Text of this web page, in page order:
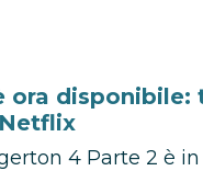
ora disponibile:
4 Parte 2 è